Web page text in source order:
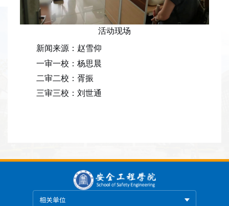
活动现场
新闻来源： 赵雪仰
一审一校：杨思晨
二审二校：胥振
三审三校：刘世通
相关单位